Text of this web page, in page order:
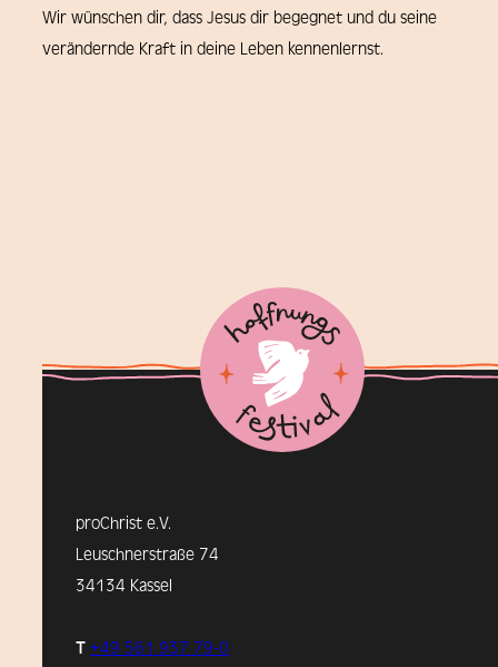
Wir wünschen dir, dass Jesus dir begegnet und du seine
verändernde Kraft in deine Leben kennenlernst.
proChrist e.V.
Leuschnerstraße 74
34134 Kassel
T +49 561 937 79-0